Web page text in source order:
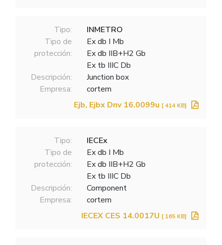
Tipo:
INMETRO
Tipo de
protección:
Ex db I Mb
Ex db IIB+H2 Gb
Ex tb IIIC Db
Descripción:
Junction box
Empresa:
cortem
Ejb, Ejbx Dnv 16.0099u [ 414 KB]
Tipo:
IECEx
Tipo de
protección:
Ex db I Mb
Ex db IIB+H2 Gb
Ex tb IIIC Db
Descripción:
Component
Empresa:
cortem
IECEX CES 14.0017U [ 165 KB]